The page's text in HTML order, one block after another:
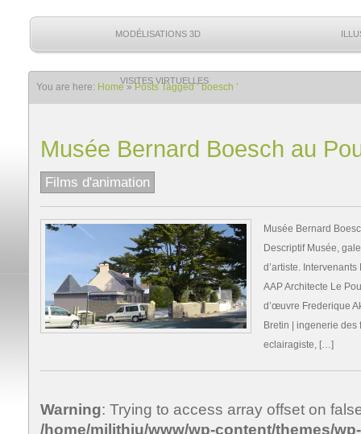
MODÉLISATIONS 3D
VISITES VIRTUELLES
You are here: Home»Posts Tagged ‘ boesch ’
Musée Bernard Boesch au
Films d'animation
Musée Bernard
Descriptif Musée,
d’artiste.
AAP Architecte Le
d’œuvre Frederique
Bretin | ingenerie des
eclairagiste, […]
Warning: Trying to access array offset on
/home/milithiu/www/wp-content/themes/